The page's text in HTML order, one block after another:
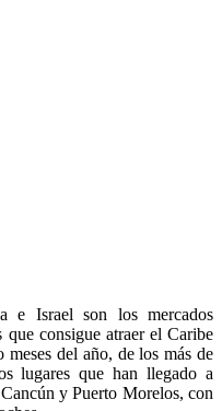
e Israel son los mercados
que consigue atraer el Caribe
del año, de los más de
lugares que han llegado a
y Puerto Morelos, con